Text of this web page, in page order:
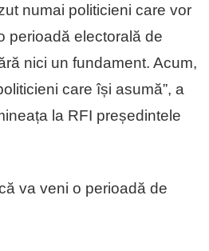
numai politicieni care vor
perioadă electorală de
nici un fundament. Acum,
care își asumă”, a
la RFI președintele
va veni o perioadă de